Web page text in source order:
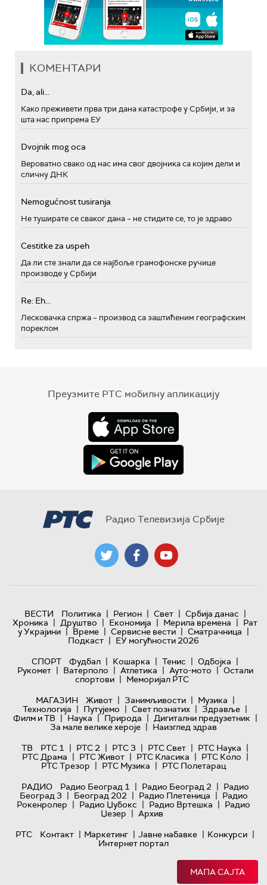
КОМЕНТАРИ
Da, ali...
Како преживети прва три дана катастрофе у Србији, и за
шта нас припрема ЕУ
Dvojnik mog oca
Вероватно свако од нас има свог двојника са којим дели и
сличну ДНК
Nemogućnost tusiranja
Не туширате се сваког дана – не стидите се, то је здраво
Cestitke za uspeh
Да ли сте знали да се најбоље грамофонске ручице
производе у Србији
Re: Eh...
Лесковачка спржа – производ са заштићеним географским
пореклом
Преузмите РТС мобилну апликацију
Радио Телевизија Србије
ВЕСТИ Политика | Регион | Свет | Србија данас |
Хроника | Друштво | Економија | Мерила времена | Рат
у Украјини | Време | Сервисне вести | Сматрачница |
Подкаст | ЕУ могућности 2026
СПОРТ
Фудбал | Кошарка | Тенис | Одбојка |
Рукомет | Ватерполо | Атлетика | Ауто-мото | Остали
спортови | Меморијал РТС
МАГАЗИН
Живот | Занимљивости | Музика |
Технологијa | Путујемо | Свет познатих | Здравље |
Филм и ТВ | Наука | Природа | Дигитални предузетник |
За мале велике хероје | Наизглед здрав
ТВ
РТС 1 | РТС 2 | РТС 3 | РТС Свет | РТС Наука |
РТС Драма | РТС Живот | РТС Класика | РТС Коло |
РТС Трезор | РТС Музика | РТС Полетарац
РАДИО
Радио Београд 1 | Радио Београд 2 | Радио
Београд 3 | Београд 202 | Радио Плетеница | Радио
Рокенролер | Радио Џубокс | Радио Вртешка | Радио
Џезер | Архив
РТС
Контакт | Маркетинг | Јавне набавке | Конкурси |
Интернет портал
МАПА САЈТА